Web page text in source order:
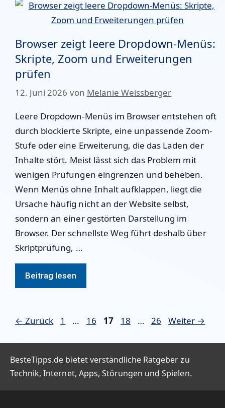
Browser zeigt leere Dropdown-Menüs:
Skripte, Zoom und Erweiterungen
prüfen
12. Juni 2026 von Melanie Weissberger
Leere Dropdown-Menüs im Browser entstehen oft
durch blockierte Skripte, eine unpassende Zoom-
Stufe oder eine Erweiterung, die das Laden der
Inhalte stört. Meist lässt sich das Problem mit
wenigen Prüfungen eingrenzen und beheben.
Wenn Menüs ohne Inhalt aufklappen, liegt die
Ursache häufig nicht an der Website selbst,
sondern an einer gestörten Darstellung im
Browser. Der schnellste Weg führt deshalb über
Skriptprüfung, …
Beitrag lesen
← Zurück Seite
1 … Seite
16 Seite
17 Seite
18 … Seite
26 Weiter →
BesteTipps.de bietet verständliche Ratgeber zu
Technik, Internet, Apps, Störungen und Spielen.